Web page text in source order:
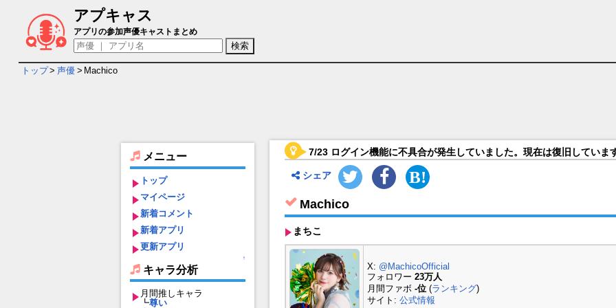
アプキャス
Machico - 担当ゲームキャラ一覧情報
アプリの参加声優キャストまとめ
トップ> 声優 > Machico
メニュー
トップ
マイページ
新着コメント
新着アプリ
更新アプリ
↑
キャラ分析
月間推しキャラ
┗尊い
7/23 ログイン機能に不具合が発生していました。現在は復旧していま
シェア
Machico
まちこ
X: @MachicoOfficial
フォロワー 23万人
月間ファボ -位(ランキング)
サイト: 公式情報